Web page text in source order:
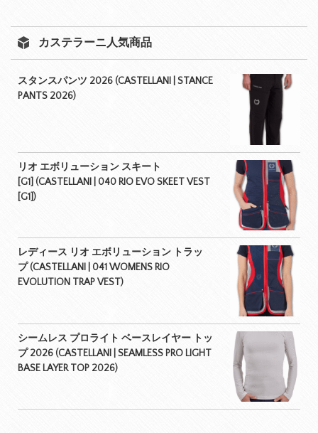
カステラーニ人気商品
スタンスパンツ 2026 (CASTELLANI | STANCE
PANTS 2026)
リオ エボリューション スキート
[G1] (CASTELLANI | 040 RIO EVO SKEET VEST
[G1])
レディース リオ エボリューション トラッ
プ (CASTELLANI | 041 WOMENS RIO
EVOLUTION TRAP VEST)
シームレス プロライト ベースレイヤー トッ
プ 2026 (CASTELLANI | SEAMLESS PRO LIGHT
BASE LAYER TOP 2026)